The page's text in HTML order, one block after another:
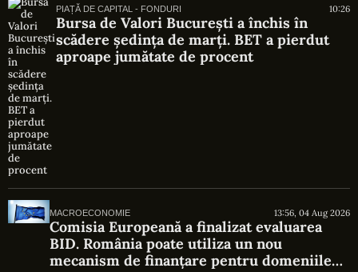
PIAȚĂ DE CAPITAL - FONDURI 10:26
Bursa de Valori București a închis în
scădere ședința de marți. BET a pierdut
aproape jumătate de procent
MACROECONOMIE 13:56, 04 Aug 2026
Comisia Europeană a finalizat evaluarea
BID. România poate utiliza un nou
mecanism de finanțare pentru domeniile